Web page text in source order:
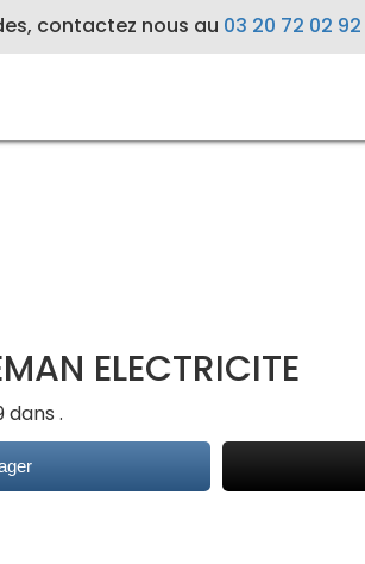
contactez nous au 03 20 72 02 92
ELECTRICITE
dans .